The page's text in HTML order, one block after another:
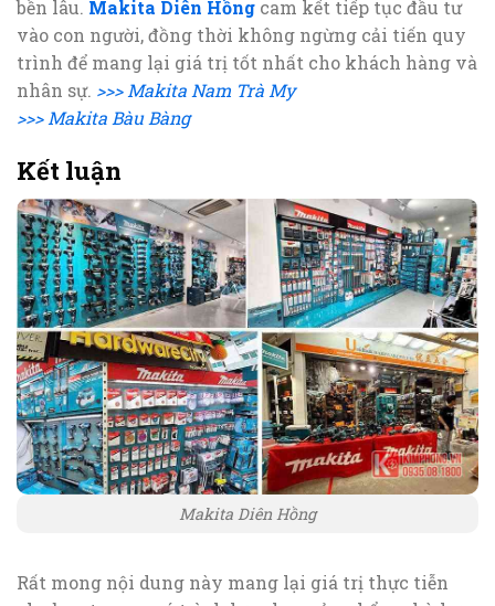
bền lâu. Makita Diên Hồng cam kết tiếp tục đầu tư
vào con người, đồng thời không ngừng cải tiến quy
trình để mang lại giá trị tốt nhất cho khách hàng và
nhân sự. >>> Makita Nam Trà My
>>> Makita Bàu Bàng
Kết luận
Makita Diên Hồng
Rất mong nội dung này mang lại giá trị thực tiễn